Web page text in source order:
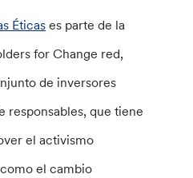
Éticas es parte de la
for Change red,
de inversores
responsables, que tiene
el activismo
el cambio